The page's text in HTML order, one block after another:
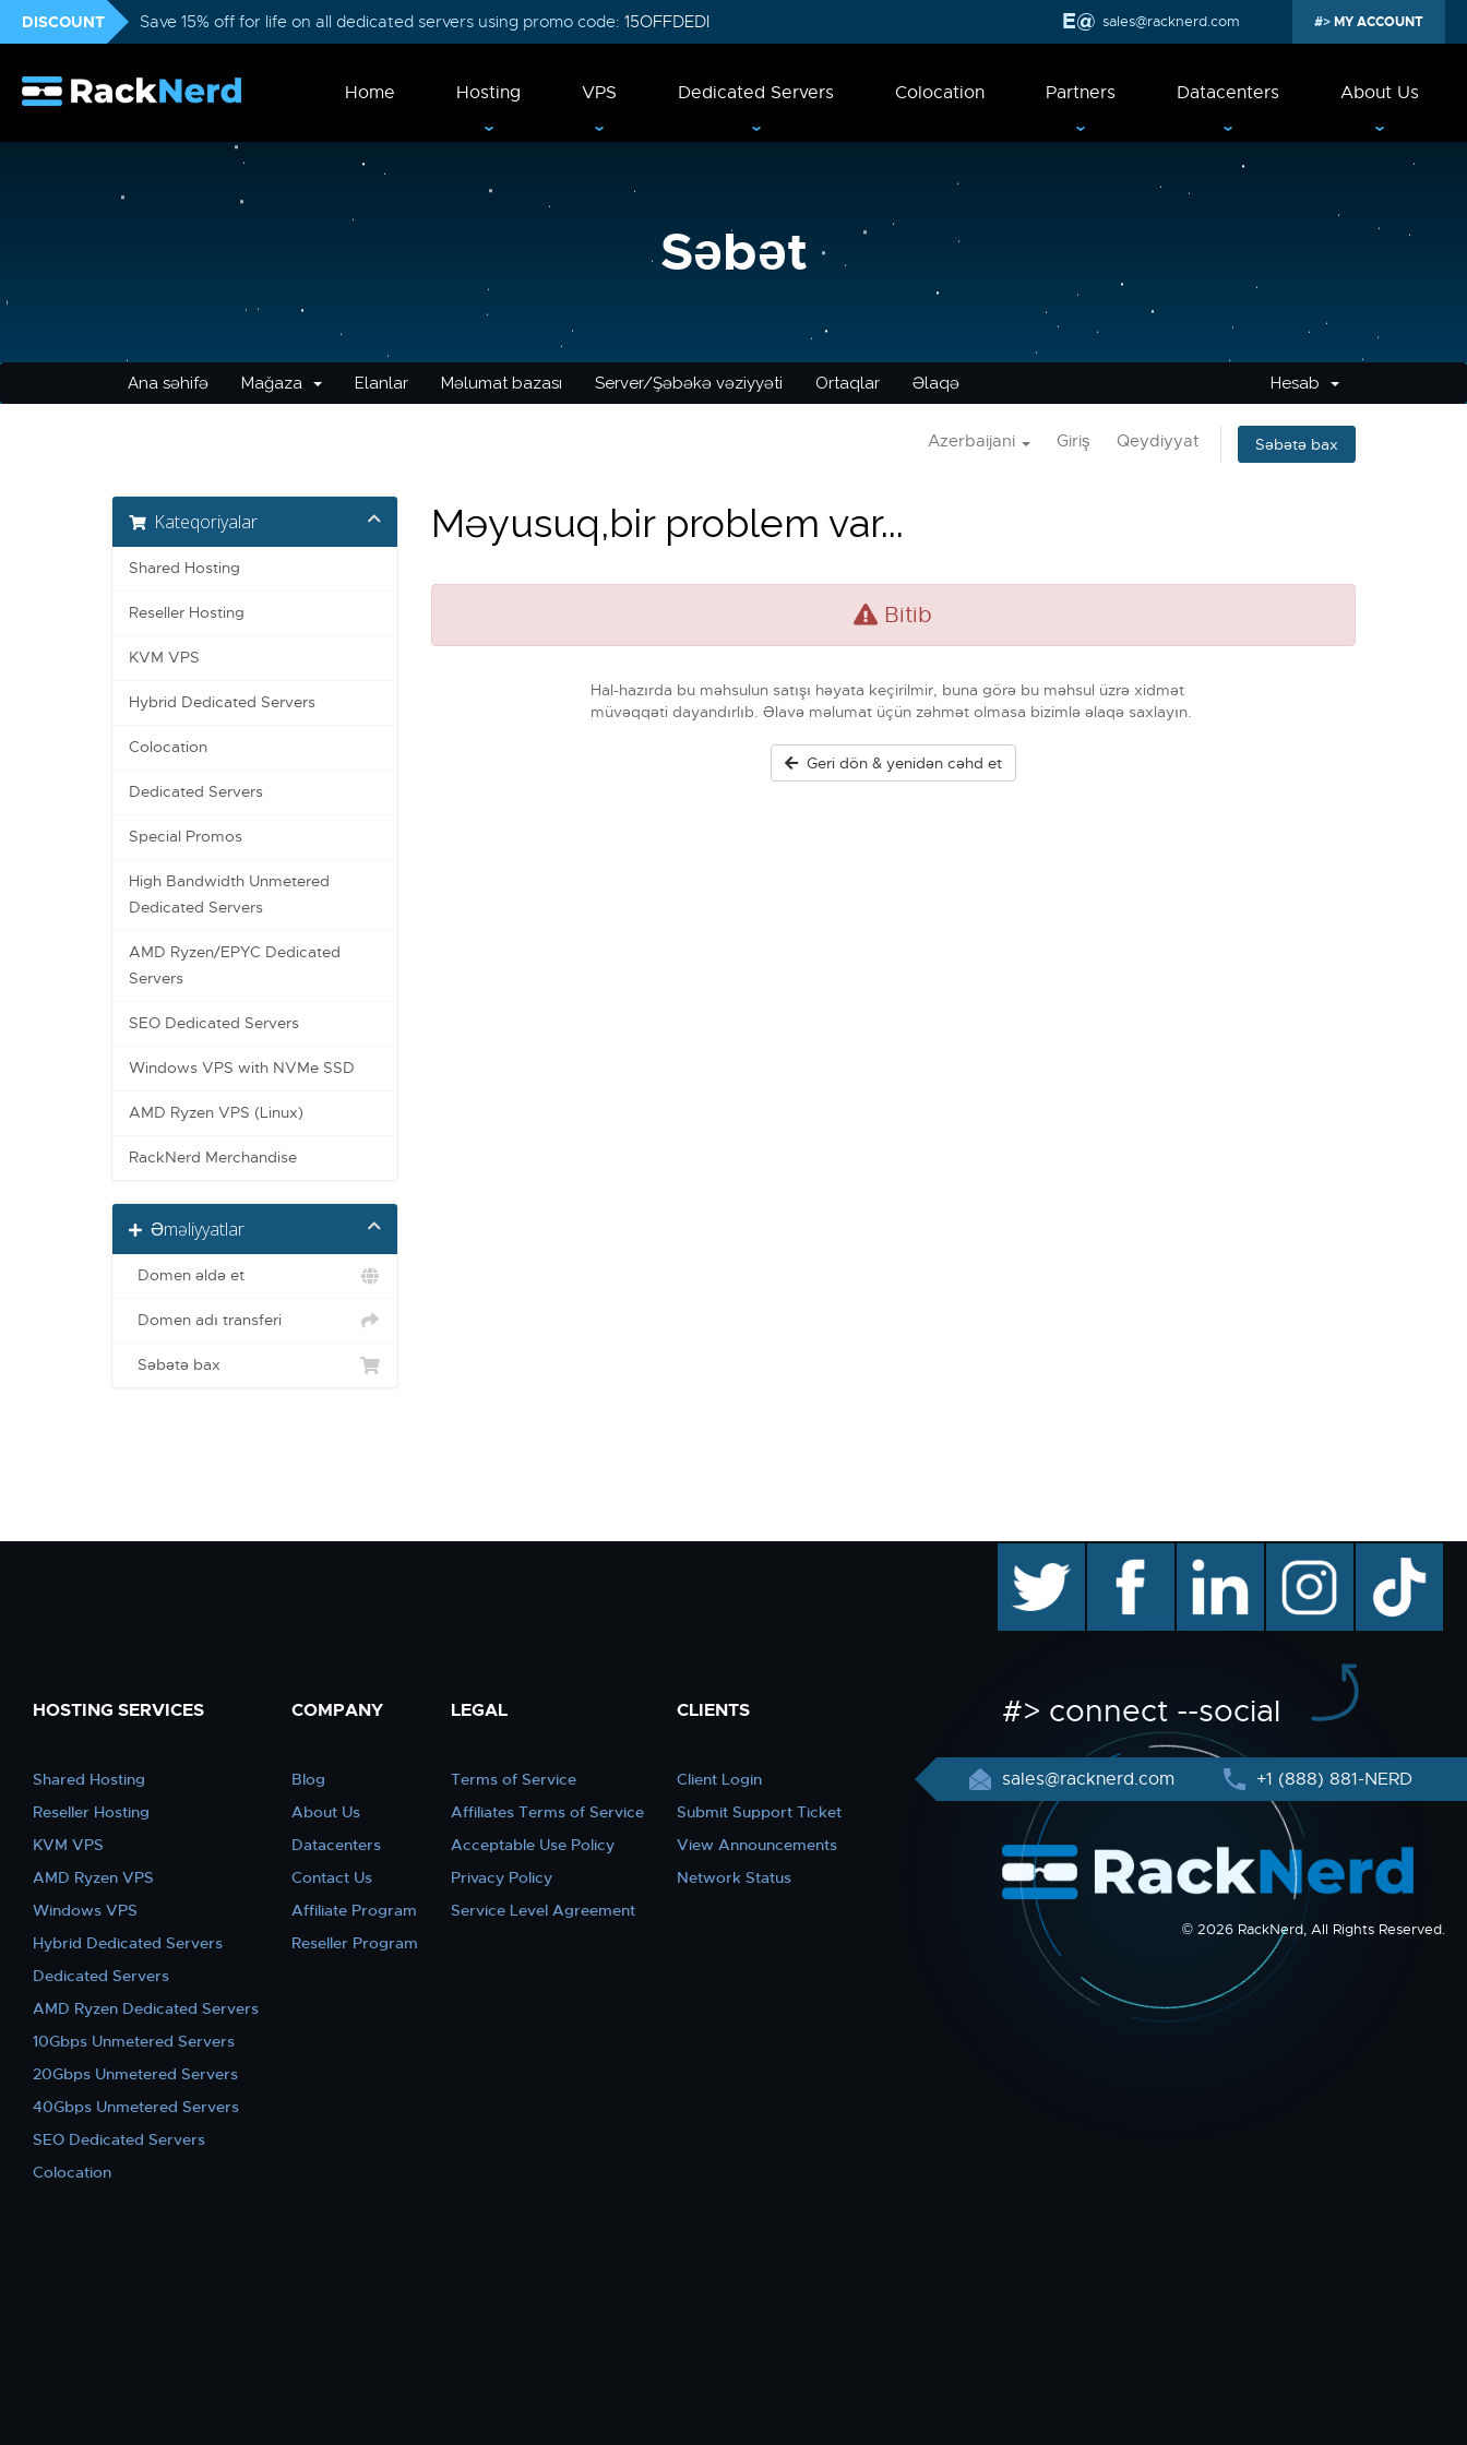
DISCOUNT Save 15% off for life on all dedicated servers using promo code: 15OFFDEDI sales@racknerd.com MY ACCOUNT
Home Hosting VPS Dedicated Servers Colocation Partners Datacenters About Us
Səbət
Ana səhifə Mağaza Elanlar Məlumat bazası Server/Şəbəkə vəziyyəti Ortaqlar Əlaqə Hesab
Azerbaijani Giriş Qeydiyyat Səbətə bax
Kateqoriyalar
Shared Hosting
Reseller Hosting
KVM VPS
Hybrid Dedicated Servers
Colocation
Dedicated Servers
Special Promos
High Bandwidth Unmetered
Dedicated Servers
AMD Ryzen/EPYC Dedicated
Servers
SEO Dedicated Servers
Windows VPS with NVMe SSD
AMD Ryzen VPS (Linux)
RackNerd Merchandise
Əməliyyatlar
Domen əldə et
Domen adı transferi
Səbətə bax
Məyusuq,bir problem var...
Bitib
Hal-hazırda bu məhsulun satışı həyata keçirilmir, buna görə bu məhsul üzrə xidmət
müvəqqəti dayandırlıb. Əlavə məlumat üçün zəhmət olmasa bizimlə əlaqə saxlayın.
Geri dön & yenidən cəhd et
HOSTING SERVICES
Shared Hosting
Reseller Hosting
KVM VPS
AMD Ryzen VPS
Windows VPS
Hybrid Dedicated Servers
Dedicated Servers
AMD Ryzen Dedicated Servers
10Gbps Unmetered Servers
20Gbps Unmetered Servers
40Gbps Unmetered Servers
SEO Dedicated Servers
Colocation
COMPANY
Blog
About Us
Datacenters
Contact Us
Affiliate Program
Reseller Program
LEGAL
Terms of Service
Affiliates Terms of Service
Acceptable Use Policy
Privacy Policy
Service Level Agreement
CLIENTS
Client Login
Submit Support Ticket
View Announcements
Network Status
facebook linkedin instagram TikTok
#> connect --social
sales@racknerd.com +1 (888) 881-NERD
© 2026 RackNerd, All Rights Reserved.